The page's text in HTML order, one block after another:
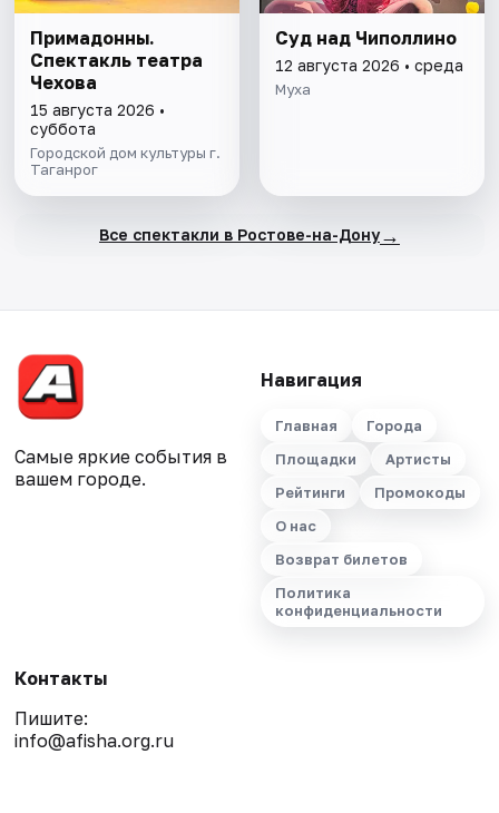
Примадонны.
Спектакль театра
Чехова
15 августа 2026 •
суббота
Городской дом культуры г.
Таганрог
Суд над Чиполлино
12 августа 2026 • среда
Муха
Все спектакли в Ростове-на-Дону→
Самые яркие события в
вашем городе.
Навигация
Главная
Города
Площадки
Артисты
Рейтинги
Промокоды
О нас
Возврат билетов
Политика
конфиденциальности
Контакты
Пишите:
info@afisha.org.ru